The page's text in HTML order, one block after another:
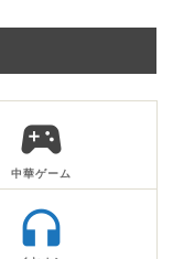
sports_esports
中華ゲーム
headphones